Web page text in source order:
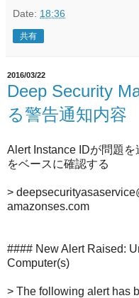
Date: 18:36
共有
2016/03/22
Deep Security
る警告通知内容
Alert Instance IDが問題
をベースに確認する
>
amazonses.com
#### New Alert Raised:
Computer(s)
> The following alert has